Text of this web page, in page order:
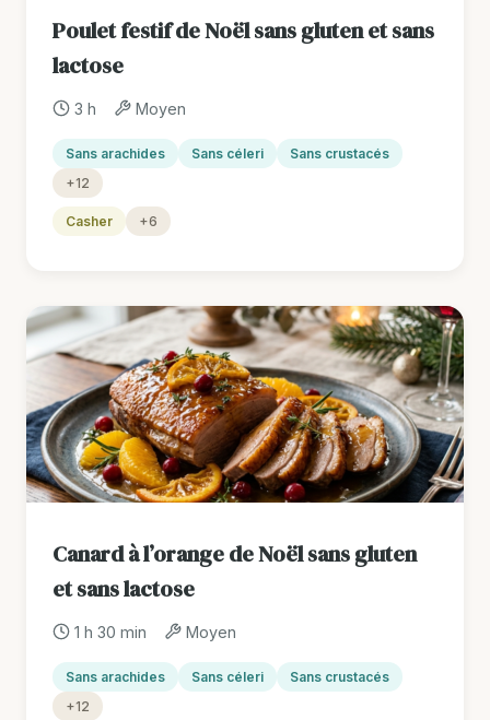
Poulet festif de Noël sans gluten et sans
lactose
3 h Moyen
Sans arachides Sans céleri
Sans crustacés
+12
Casher +6
Canard à l’orange de Noël sans gluten
et sans lactose
1 h 30 min Moyen
Sans arachides Sans céleri
Sans crustacés
+12